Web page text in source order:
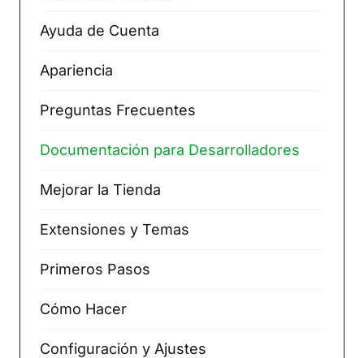
Ayuda de Cuenta
Apariencia
Preguntas Frecuentes
Documentación para Desarrolladores
Mejorar la Tienda
Extensiones y Temas
Primeros Pasos
Cómo Hacer
Configuración y Ajustes